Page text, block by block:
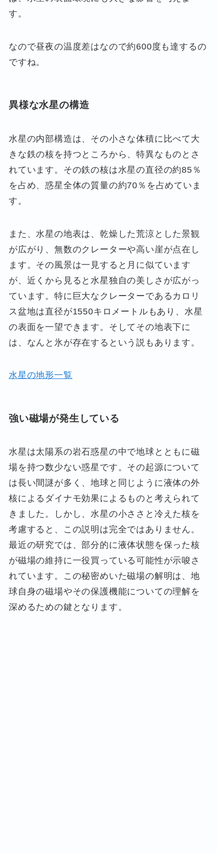
す。
なので昼夜の温度差はなので約600度も達するの
ですね。
異様な水星の構造
水星の内部構造は、その小さな体積に比べて大
きな鉄の核を持つところから、特異なものとさ
れています。その鉄の核は水星の直径の約85％
を占め、惑星全体の質量の約70％を占めていま
す。
また、水星の地表は、乾燥した荒涼とした景観
が広がり、無数のクレーターや高い崖が点在し
ます。その風景は一見すると月に似ています
が、近くから見ると水星独自の美しさが広がっ
ています。特に巨大なクレーターであるカロリ
ス盆地は直径が1550キロメートルもあり、水星
の表面を一望できます。そしてその地表下に
は、なんと氷が存在するという説もあります。
水星の地形一覧
強い磁場が発生している
水星は太陽系の岩石惑星の中で地球とともに磁
場を持つ数少ない惑星です。その起源について
は長い間謎が多く、地球と同じように液体の外
核によるダイナモ効果によるものと考えられて
きました。しかし、水星の小ささと冷えた核を
考慮すると、この説明は完全ではありません。
最近の研究では、部分的に液体状態を保った核
が磁場の維持に一役買っている可能性が示唆さ
れています。この秘密めいた磁場の解明は、地
球自身の磁場やその保護機能についての理解を
深めるための鍵となります。